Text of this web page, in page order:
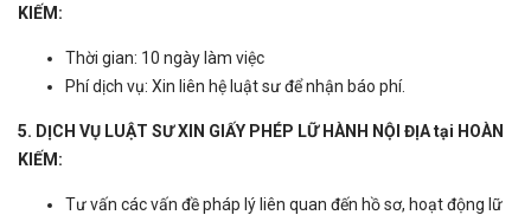
KIẾM:
Thời gian: 10 ngày làm việc
Phí dịch vụ: Xin liên hệ luật sư để nhận báo phí.
5. DỊCH VỤ LUẬT SƯ XIN GIẤY PHÉP LỮ HÀNH NỘI ĐỊA tại HOÀN
KIẾM:
Tư vấn các vấn đề pháp lý liên quan đến hồ sơ, hoạt động lữ